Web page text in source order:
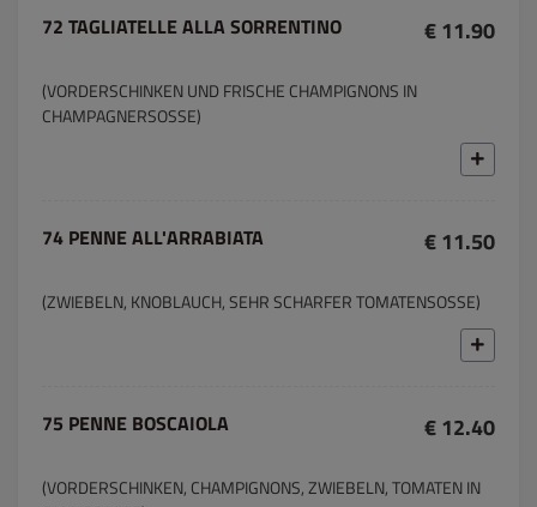
72 TAGLIATELLE ALLA SORRENTINO € 11.90
(VORDERSCHINKEN UND FRISCHE CHAMPIGNONS IN
CHAMPAGNERSOSSE)
74 PENNE ALL'ARRABIATA € 11.50
(ZWIEBELN, KNOBLAUCH, SEHR SCHARFER TOMATENSOSSE)
75 PENNE BOSCAIOLA € 12.40
(VORDERSCHINKEN, CHAMPIGNONS, ZWIEBELN, TOMATEN IN